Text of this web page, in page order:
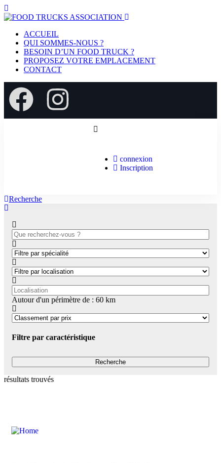
ACCUEIL
QUI SOMMES-NOUS ?
BESOIN D’UN FOOD TRUCK ?
PROPOSEZ VOTRE EMPLACEMENT
CONTACT
connexion
Inscription
Recherche
Autour d'un périmètre de : 60 km
Filtre par caractéristique
résultats trouvés